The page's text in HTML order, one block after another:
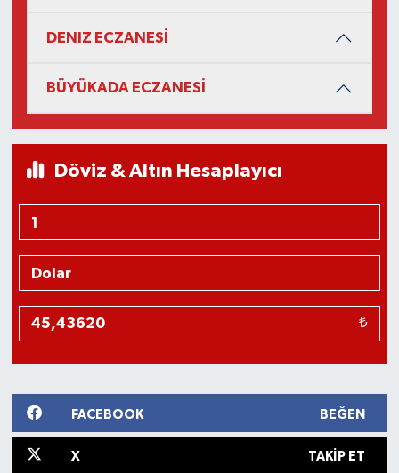
DENIZ ECZANESİ
BÜYÜKADA ECZANESİ
Döviz & Altın Hesaplayıcı
₺
FACEBOOK BEĞEN
X TAKIP ET